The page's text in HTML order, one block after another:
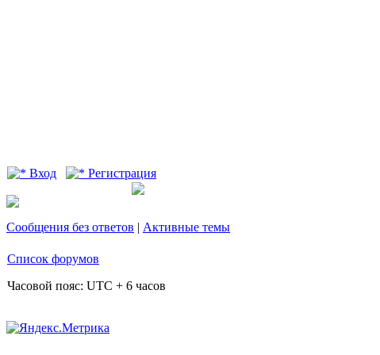
Вход Регистрация
Сообщения без ответов | Активные темы
Список форумов
Часовой пояс: UTC + 6 часов